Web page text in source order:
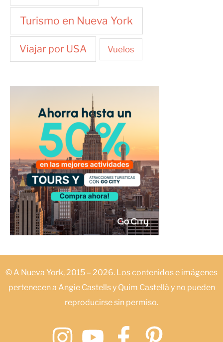
Turismo en Nueva York
Viajar por USA Vuelos
© A Nueva York, 2015 – 2026. Los contenidos e imágenes
pertenecen a Angie Castells y Quim Castellà y no pueden
reproducirse sin permiso.